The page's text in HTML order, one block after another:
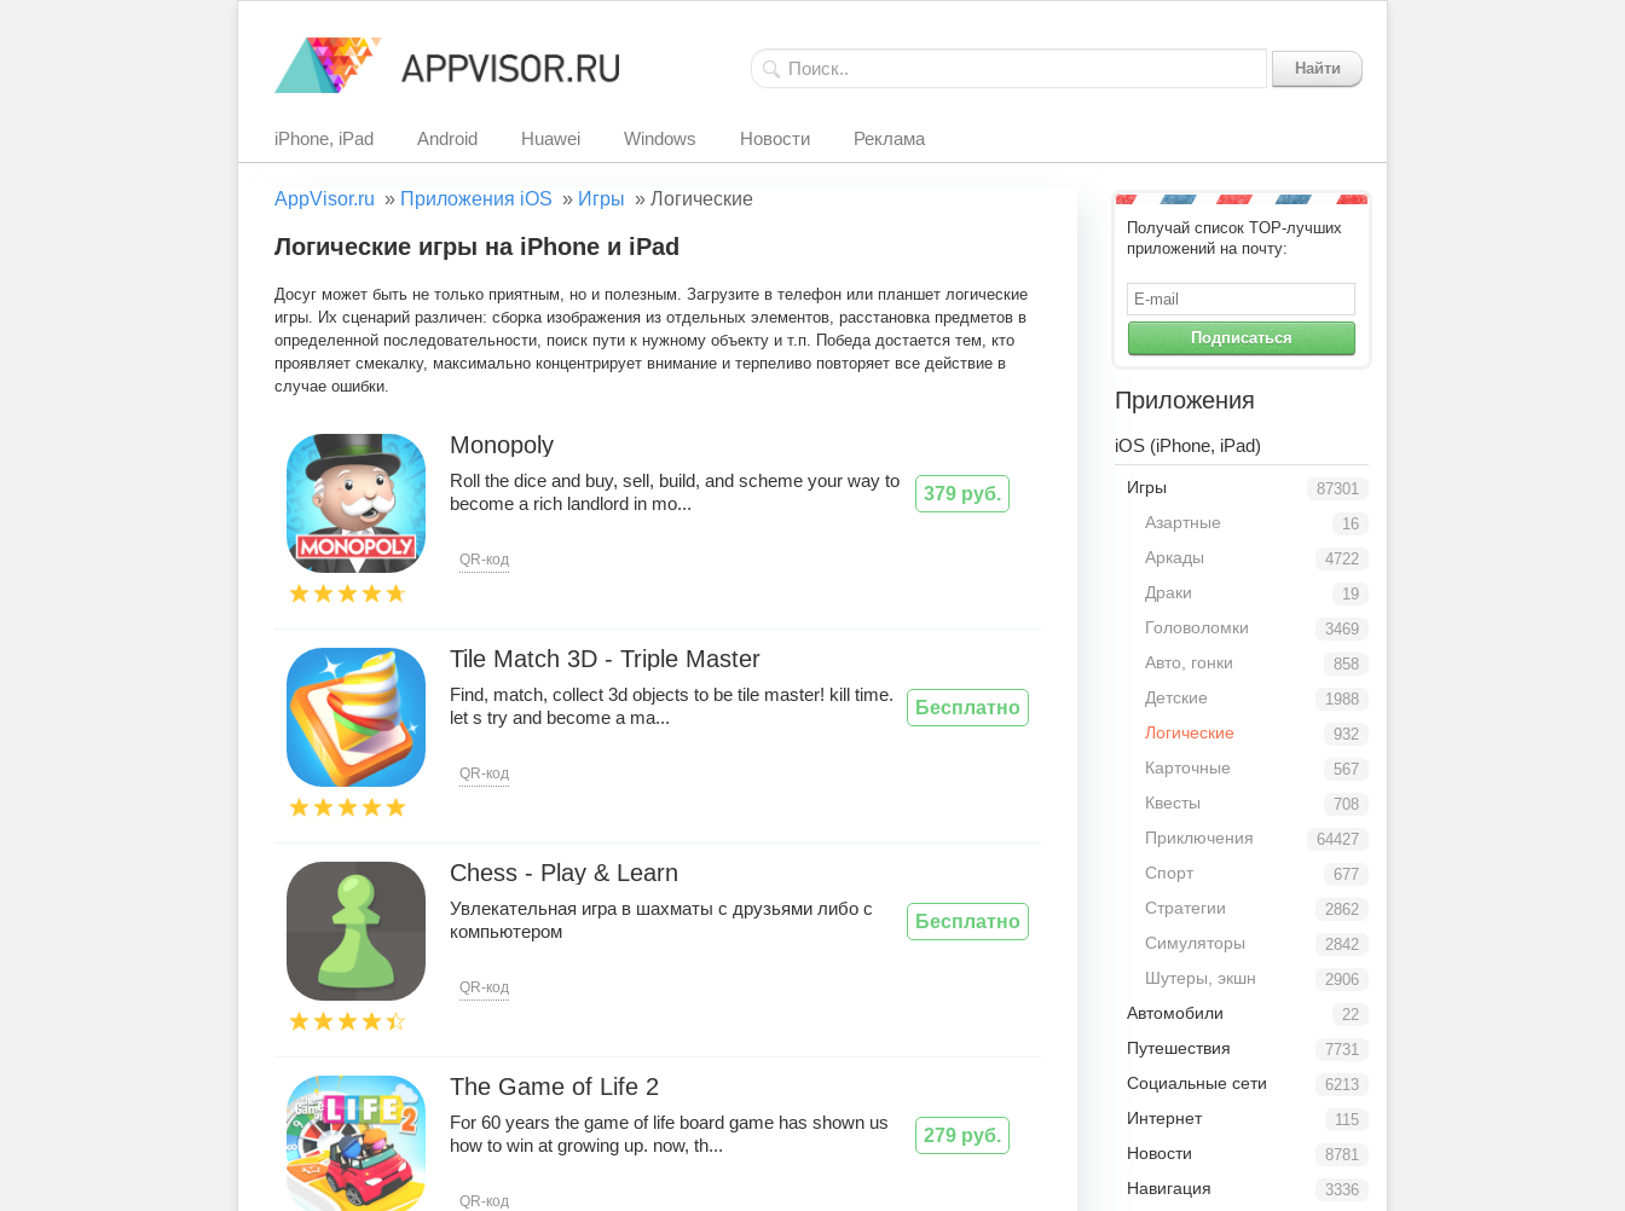
Найти
iPhone, iPad Android Huawei Windows Новости Реклама
AppVisor.ru » Приложения iOS » Игры » Логические
Логические игры на iPhone и iPad
Досуг может быть не только приятным, но и полезным. Загрузите в телефон или планшет логические
игры. Их сценарий различен: сборка изображения из отдельных элементов, расстановка предметов в
определенной последовательности, поиск пути к нужному объекту и т.п. Победа достается тем, кто
проявляет смекалку, максимально концентрирует внимание и терпеливо повторяет все действие в
случае ошибки.
Monopoly
Roll the dice and buy, sell, build, and scheme your way to
become a rich landlord in mo...
QR-код
379 руб.
Tile Match 3D - Triple Master
Find, match, collect 3d objects to be tile master! kill time.
let s try and become a ma...
QR-код
Бесплатно
Chess - Play & Learn
Увлекательная игра в шахматы с друзьями либо с
компьютером
QR-код
Бесплатно
The Game of Life 2
For 60 years the game of life board game has shown us
how to win at growing up. now, th...
QR-код
279 руб.
Получай список TOP-лучших
приложений на почту:
Подписаться
Приложения
iOS (iPhone, iPad)
87301
Игры
16
Азартные
4722
Аркады
19
Драки
3469
Головоломки
858
Авто, гонки
1988
Детские
932
Логические
567
Карточные
708
Квесты
64427
Приключения
677
Спорт
2862
Стратегии
2842
Симуляторы
2906
Шутеры, экшн
22
Автомобили
7731
Путешествия
6213
Социальные сети
115
Интернет
8781
Новости
3336
Навигация